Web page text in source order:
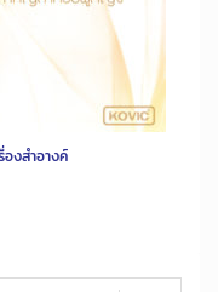
องสำอางค์